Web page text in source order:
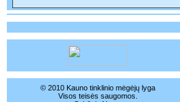
© 2010 Kauno tinklinio mėgėjų lyga
Visos teisės saugomos.